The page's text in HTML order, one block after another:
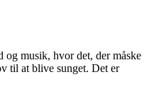
og musik, hvor det, der måske
til at blive sunget. Det er